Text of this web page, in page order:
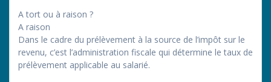
A tort ou à raison ?
A raison
Dans le cadre du prélèvement à la source de l’impôt sur le
revenu, c’est l’administration fiscale qui détermine le taux de
prélèvement applicable au salarié.